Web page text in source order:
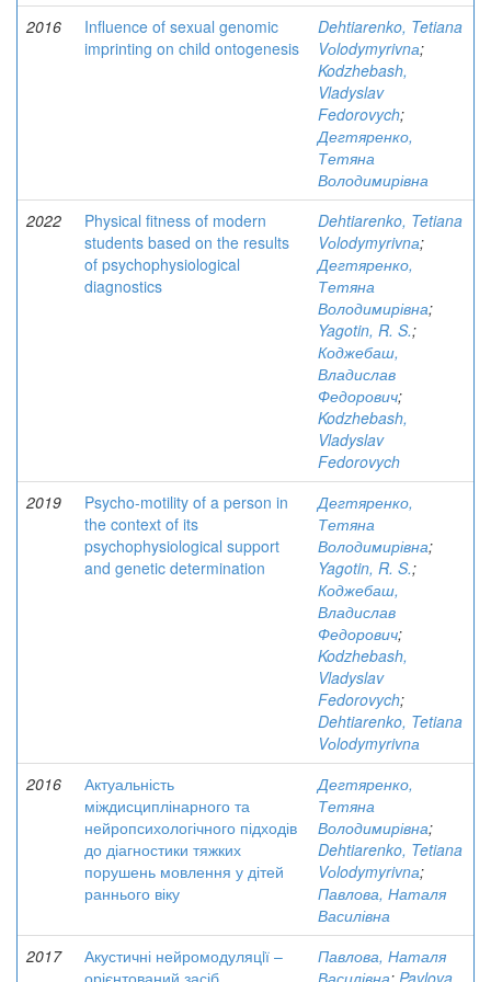
2016
Influence of sexual genomic
imprinting on child ontogenesis
Dehtiarenko, Tetiana
Vоlodymyrivnа;
Kodzhebash,
Vladyslav
Fedorovych;
Дегтяренко,
Тетяна
Володимирівна
2022
Physical fitness of modern
students based on the results
of psychophysiological
diagnostics
Dehtiarenko, Tetiana
Vоlodymyrivnа;
Дегтяренко,
Тетяна
Володимирівна;
Yagotin, R. S.;
Коджебаш,
Владислав
Федорович;
Kodzhebash,
Vladyslav
Fedorovych
2019
Psycho-motility of a person in
the context of its
psychophysiological support
and genetic determination
Дегтяренко,
Тетяна
Володимирівна;
Yagotin, R. S.;
Коджебаш,
Владислав
Федорович;
Kodzhebash,
Vladyslav
Fedorovych;
Dehtiarenko, Tetiana
Vоlodymyrivnа
2016
Актуальність
міждисциплінарного та
нейропсихологічного підходів
до діагностики тяжких
порушень мовлення у дітей
раннього віку
Дегтяренко,
Тетяна
Володимирівна;
Dehtiarenko, Tetiana
Vоlodymyrivnа;
Павлова, Наталя
Василівна
2017
Акустичні нейромодуляцiї –
орієнтований засіб
Павлова, Наталя
Василівна; Pavlova,